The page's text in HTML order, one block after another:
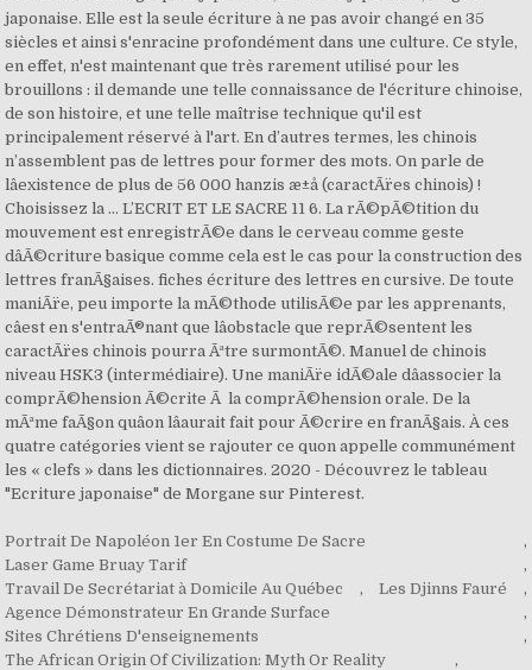
Portrait De Napoléon 1er En Costume De Sacre
,
Laser Game Bruay Tarif
,
Travail De Secrétariat à Domicile Au Québec
, Les Djinns Fauré
,
Agence Démonstrateur En Grande Surface
,
Sites Chrétiens D'enseignements
,
The African Origin Of Civilization: Myth Or Reality
,